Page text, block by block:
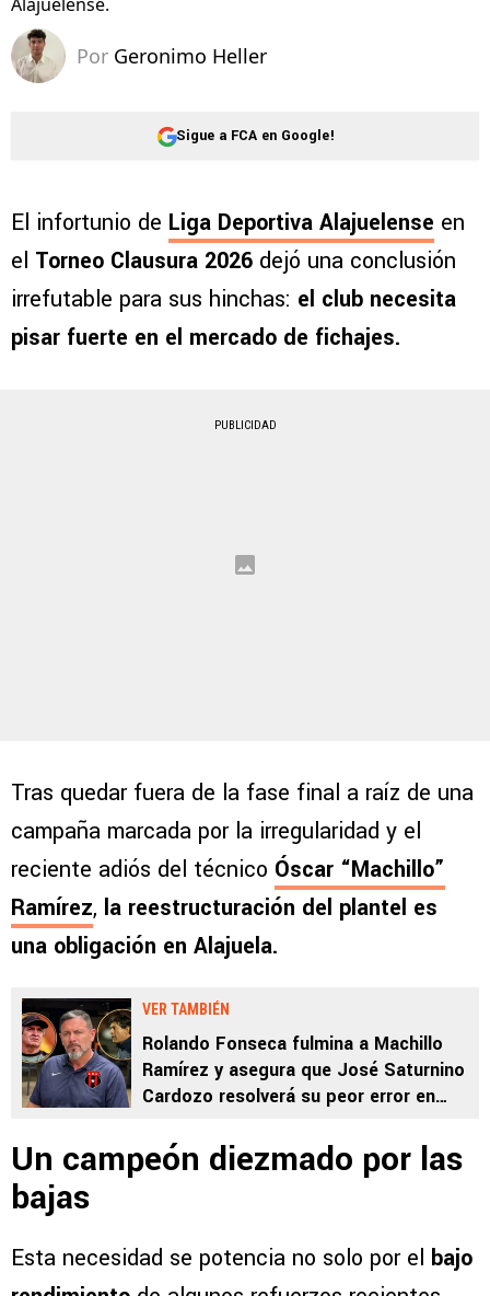
Alajuelense.
Por Geronimo Heller
Sigue a FCA en Google!
El infortunio de Liga Deportiva Alajuelense en
el Torneo Clausura 2026 dejó una conclusión
irrefutable para sus hinchas: el club necesita
pisar fuerte en el mercado de fichajes.
PUBLICIDAD
Tras quedar fuera de la fase final a raíz de una
campaña marcada por la irregularidad y el
reciente adiós del técnico Óscar “Machillo”
Ramírez, la reestructuración del plantel es
una obligación en Alajuela.
VER TAMBIÉN
Rolando Fonseca fulmina a Machillo
Ramírez y asegura que José Saturnino
Cardozo resolverá su peor error en
Un campeón diezmado por las
bajas
Esta necesidad se potencia no solo por el bajo